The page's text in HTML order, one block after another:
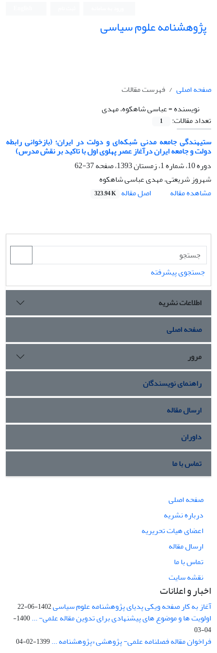
پژوهشنامه علوم سیاسی
صفحه اصلی
فهرست مقالات
نویسنده =عباسی شاهکوه، مهدی
تعداد مقالات:
1
ستیهندگی جامعه‌ مدنی شبکه‌ای و دولت در ایران؛ (بازخوانی رابطه
دولت و جامعه ایران درآغاز عصر پهلوی اول با تاکید بر نقش مدرس)
دوره 10، شماره 1، زمستان 1393، صفحه
37-62
شهروز شریعتی، مهدی عباسی شاهکوه
مشاهده مقاله
اصل مقاله 323.94 K
جستجوی پیشرفته
اطلاعات نشریه
صفحه اصلی
مرور
راهنمای نویسندگان
ارسال مقاله
داوران
تماس با ما
صفحه اصلی
درباره نشریه
اعضای هیات تحریریه
ارسال مقاله
تماس با ما
نقشه سایت
اخبار و اعلانات
آغاز به کار صفحه ویکی پدیای پژوهشنامه علوم سیاسی1402-06-22
اولویت ها و موضوع های پیشنهادی برای تدوین مقاله علمی- ...
1400-
04-03
فراخوان مقاله فصلنامه علمی- پژوهشی «پژوهشنامه ...1399-02-04